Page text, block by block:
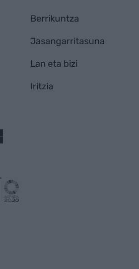
Berrikuntza
Jasangarritasuna
Lan eta bizi
Iritzia